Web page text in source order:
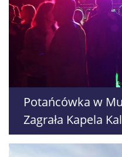
Potańcówka w
Zagrała Kapela